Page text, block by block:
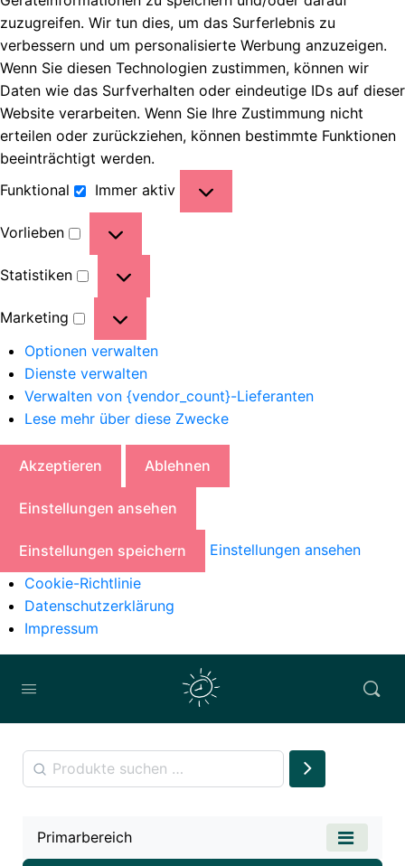
zuzugreifen. Wir tun dies, um das Surferlebnis zu
verbessern und um personalisierte Werbung anzuzeigen.
Wenn Sie diesen Technologien zustimmen, können wir
Daten wie das Surfverhalten oder eindeutige IDs auf dieser
Website verarbeiten. Wenn Sie Ihre Zustimmung nicht
erteilen oder zurückziehen, können bestimmte Funktionen
beeinträchtigt werden.
Funktional
Immer aktiv
Vorlieben
Statistiken
Marketing
Optionen verwalten
Dienste verwalten
Verwalten von {vendor_count}-Lieferanten
Lese mehr über diese Zwecke
Akzeptieren Ablehnen
Einstellungen ansehen
Einstellungen speichern
Einstellungen ansehen
Cookie-Richtlinie
Datenschutzerklärung
Impressum
Primarbereich